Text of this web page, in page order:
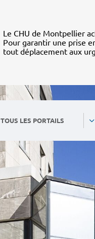
Le CHU de Montpellier
Pour garantir une prise
tout déplacement aux
TOUS LES PORTAILS